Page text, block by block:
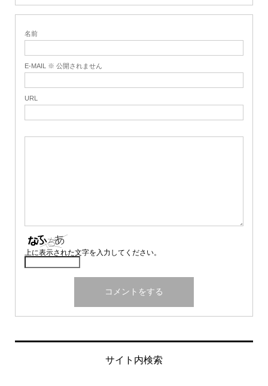
名前
E-MAIL ※ 公開されません
URL
上に表示された文字を入力してください。
サイト内検索